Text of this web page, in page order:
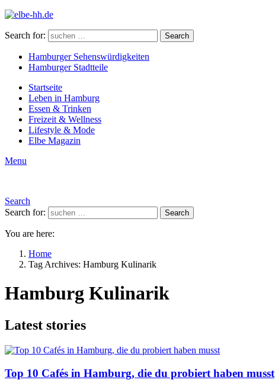
Search for: Search
Hamburger Sehenswürdigkeiten
Hamburger Stadtteile
Startseite
Leben in Hamburg
Essen & Trinken
Freizeit & Wellness
Lifestyle & Mode
Elbe Magazin
Menu
Search
Search for:
Search
You are here:
Home
Tag Archives: Hamburg Kulinarik
Hamburg Kulinarik
Latest stories
Top 10 Cafés in Hamburg, die du probiert haben musst